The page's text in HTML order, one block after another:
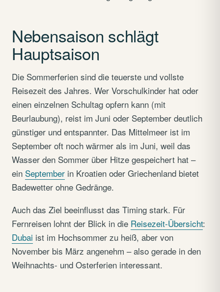
Nebensaison schlägt
Hauptsaison
Die Sommerferien sind die teuerste und vollste
Reisezeit des Jahres. Wer Vorschulkinder hat oder
einen einzelnen Schultag opfern kann (mit
Beurlaubung), reist im Juni oder September deutlich
günstiger und entspannter. Das Mittelmeer ist im
September oft noch wärmer als im Juni, weil das
Wasser den Sommer über Hitze gespeichert hat –
ein September in Kroatien oder Griechenland bietet
Badewetter ohne Gedränge.
Auch das Ziel beeinflusst das Timing stark. Für
Fernreisen lohnt der Blick in die Reisezeit-Übersicht:
Dubai ist im Hochsommer zu heiß, aber von
November bis März angenehm – also gerade in den
Weihnachts- und Osterferien interessant.